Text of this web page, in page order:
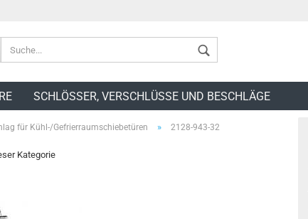
SCHLÖSSER, VERSCHLÜSSE UND BESCHLÄGE
für Kühl-/Gefrierraumschiebetüren » 2128-943-32
Kategorie